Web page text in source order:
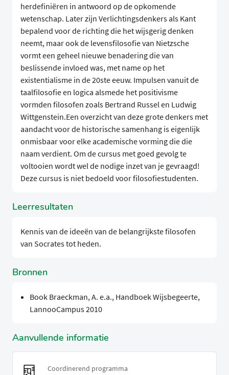
herdefiniëren in antwoord op de opkomende
wetenschap. Later zijn Verlichtingsdenkers als Kant
bepalend voor de richting die het wijsgerig denken
neemt, maar ook de levensfilosofie van Nietzsche
vormt een geheel nieuwe benadering die van
beslissende invloed was, met name op het
existentialisme in de 20ste eeuw. Impulsen vanuit de
taalfilosofie en logica alsmede het positivisme
vormden filosofen zoals Bertrand Russel en Ludwig
Wittgenstein.Een overzicht van deze grote denkers met
aandacht voor de historische samenhang is eigenlijk
onmisbaar voor elke academische vorming die die
naam verdient. Om de cursus met goed gevolg te
voltooien wordt wel de nodige inzet van je gevraagd!
Deze cursus is niet bedoeld voor filosofiestudenten.
Leerresultaten
Kennis van de ideeën van de belangrijkste filosofen
van Socrates tot heden.
Bronnen
Book Braeckman, A. e.a., Handboek Wijsbegeerte,
LannooCampus 2010
Aanvullende informatie
Coordinerend programma